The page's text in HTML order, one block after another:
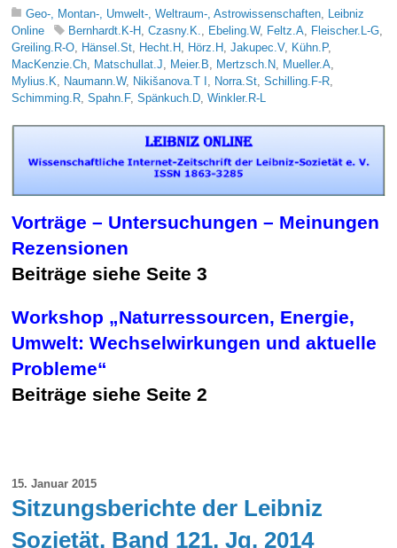
Geo-, Montan-, Umwelt-, Weltraum-, Astrowissenschaften, Leibniz
Online
Bernhardt.K-H ,Czasny.K., Ebeling.W, Feltz.A, Fleischer.L-G,
Greiling.R-O, Hänsel.St, Hecht.H , Hörz.H ,Jakupec.V, Kühn.P,
MacKenzie.Ch, Matschullat.J, Meier.B, Mertzsch.N, Mueller.A,
Mylius.K, Naumann.W, Nikišanova.T I , Norra.St,Schilling.F-R,
Schimming.R,Spahn.F,Spänkuch.D,Winkler.R-L
Vorträge – Untersuchungen – Meinungen
Rezensionen
Beiträge siehe Seite 3
Workshop „Naturressourcen, Energie,
Umwelt: Wechselwirkungen und aktuelle
Probleme“
Beiträge siehe Seite 2
15. Januar 2015
Sitzungsberichte der Leibniz
Sozietät, Band 121, Jg. 2014